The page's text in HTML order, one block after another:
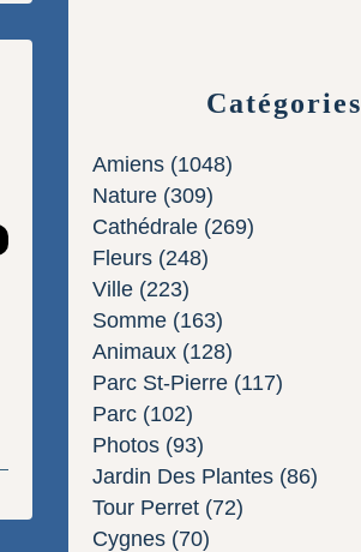
Catégories
Amiens (1048)
Nature (309)
Cathédrale (269)
Fleurs (248)
Ville (223)
Somme (163)
Animaux (128)
Parc St-Pierre (117)
Parc (102)
Photos (93)
Jardin Des Plantes (86)
Tour Perret (72)
Cygnes (70)